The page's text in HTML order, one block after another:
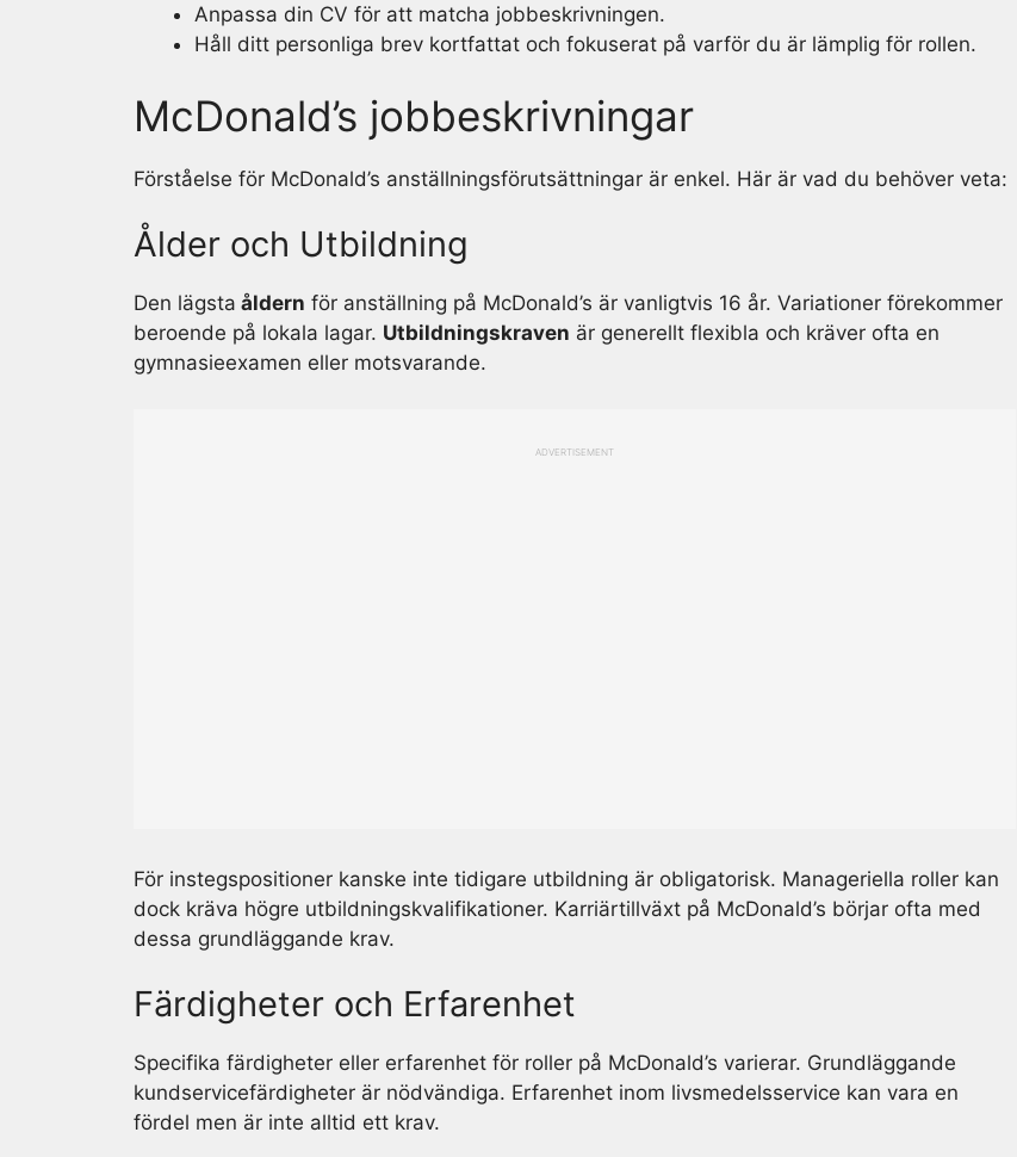
Anpassa din CV för att matcha jobbeskrivningen.
Håll ditt personliga brev kortfattat och fokuserat på varför du är lämplig för rollen.
McDonald’s jobbeskrivningar
Förståelse för McDonald’s anställningsförutsättningar är enkel. Här är vad du behöver veta:
Ålder och Utbildning
Den lägsta åldern för anställning på McDonald’s är vanligtvis 16 år. Variationer förekommer
beroende på lokala lagar. Utbildningskraven är generellt flexibla och kräver ofta en
gymnasieexamen eller motsvarande.
ADVERTISEMENT
För instegspositioner kanske inte tidigare utbildning är obligatorisk. Manageriella roller kan
dock kräva högre utbildningskvalifikationer. Karriärtillväxt på McDonald’s börjar ofta med
dessa grundläggande krav.
Färdigheter och Erfarenhet
Specifika färdigheter eller erfarenhet för roller på McDonald’s varierar. Grundläggande
kundservicefärdigheter är nödvändiga. Erfarenhet inom livsmedelsservice kan vara en
fördel men är inte alltid ett krav.